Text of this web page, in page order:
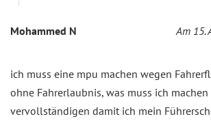
Mohammed N Am 15.
ich muss eine mpu machen wegen
ohne Fahrerlaubnis, was muss ich
vervollständigen damit ich mein